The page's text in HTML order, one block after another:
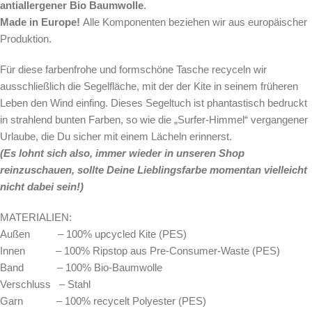
antiallergener Bio Baumwolle.
Made in Europe! Alle Komponenten beziehen wir aus europäischer
Produktion.
Für diese farbenfrohe und formschöne Tasche recyceln wir
ausschließlich die Segelfläche, mit der der Kite in seinem früheren
Leben den Wind einfing. Dieses Segeltuch ist phantastisch bedruckt
in strahlend bunten Farben, so wie die „Surfer-Himmel“ vergangener
Urlaube, die Du sicher mit einem Lächeln erinnerst.
(Es lohnt sich also, immer wieder in unseren Shop
reinzuschauen, sollte Deine Lieblingsfarbe momentan vielleicht
nicht dabei sein!)
MATERIALIEN:
Außen – 100% upcycled Kite (PES)
Innen – 100% Ripstop aus Pre-Consumer-Waste (PES)
Band – 100% Bio-Baumwolle
Verschluss – Stahl
Garn – 100% recycelt Polyester (PES)